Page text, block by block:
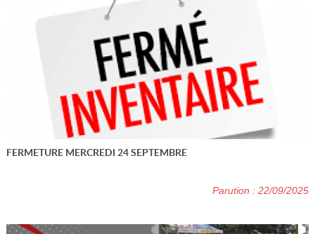
FERMETURE MERCREDI 24 SEPTEMBRE
Parution : 22/09/2025